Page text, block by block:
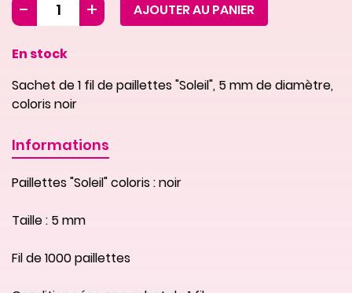
AJOUTER AU PANIER
En stock
Sachet de 1 fil de paillettes "Soleil", 5 mm de diamètre,
coloris noir
Informations
Paillettes "Soleil" coloris : noir
Taille : 5 mm
Fil de 1000 paillettes